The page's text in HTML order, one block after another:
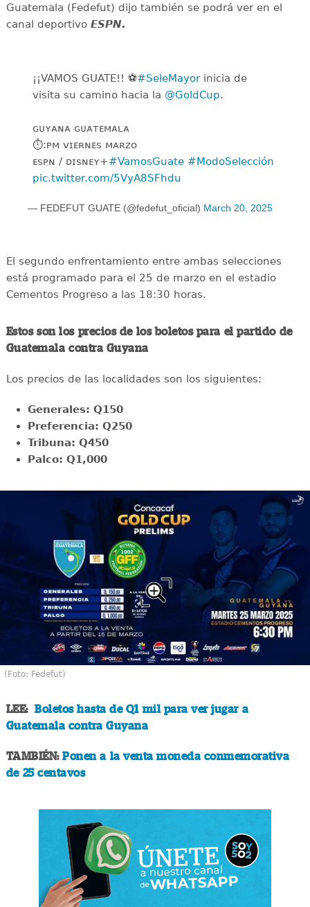
Guatemala (Fedefut) dijo también se podrá ver en el
canal deportivoESPN.
¡¡VAMOS GUATE!! ⚽️#SeleMayorinicia de
visita su camino hacia la @GoldCup.
ɢᴜʏᴀɴᴀ ɢᴜᴀᴛᴇᴍᴀʟᴀ
⏱️:ᴘᴍ ️ᴠɪᴇʀɴᴇꜱ ᴍᴀʀᴢᴏ
ᴇꜱᴘɴ / ᴅɪꜱɴᴇʏ+#VamosGuate #ModoSelección
pic.twitter.com/5VyA8SFhdu
— FEDEFUT GUATE (@fedefut_oficial) March 20, 2025
El segundo enfrentamiento entre ambas selecciones
está programado para el 25 de marzo en el estadio
Cementos Progreso a las 18:30 horas.
Estos son los precios de los boletos para el partido de
Guatemala contra Guyana
Los precios de las localidades son los siguientes:
Generales: Q150
Preferencia: Q250
Tribuna: Q450
Palco: Q1,000
(Foto: Fedefut)
LEE:Boletos hasta de Q1 mil para ver jugar a
Guatemala contra Guyana
TAMBIÉN:Ponen a la venta moneda conmemorativa
de 25 centavos